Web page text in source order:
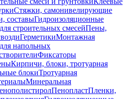
Стяжки, самонивелирующие
составыГидроизоляционные
строительных смесейПены,
ГерметикиМонтажная
напольных
Фиксаторы
Кирпичи, блоки, тротуарная
блокиТротуарная
Минеральная
ПенопластПленки,